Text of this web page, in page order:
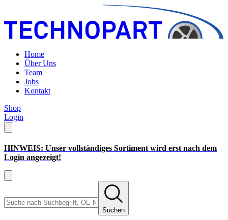
Home
Über Uns
Team
Jobs
Kontakt
Shop
Login
HINWEIS: Unser vollständiges Sortiment wird erst nach dem
Login angezeigt!
Suchen